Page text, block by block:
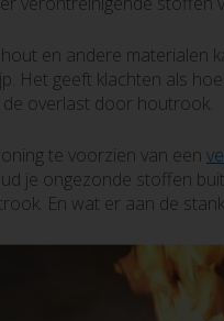
en andere materialen
Het geeft klachten als
overlast door houtrook.
te voorzien van een
je ongezonde stoffen
En wat er aan de